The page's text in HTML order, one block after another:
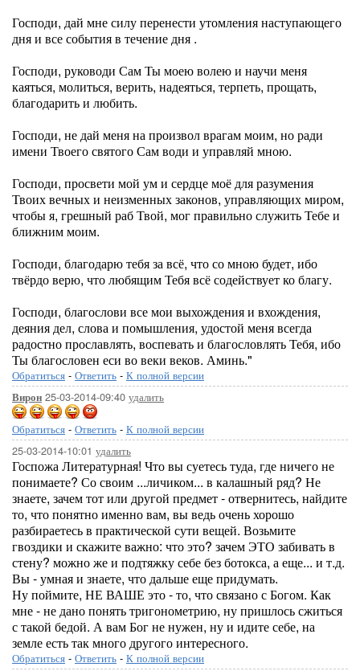
Господи, дай мне силу перенести утомления наступающего
дня и все события в течение дня .
Господи, руководи Сам Ты моею волею и научи меня
каяться, молиться, верить, надеяться, терпеть, прощать,
благодарить и любить.
Господи, не дай меня на произвол врагам моим, но ради
имени Твоего святого Сам води и управляй мною.
Господи, просвети мой ум и сердце моё для разумения
Твоих вечных и неизменных законов, управляющих миром,
чтобы я, грешный раб Твой, мог правильно служить Тебе и
ближним моим.
Господи, благодарю тебя за всё, что со мною будет, ибо
твёрдо верю, что любящим Тебя всё содействует ко благу.
Господи, благослови все мои выхождения и вхождения,
деяния дел, слова и помышления, удостой меня всегда
радостно прославлять, воспевать и благословлять Тебя, ибо
Ты благословен еси во веки веков. Аминь."
Обратиться - Ответить - К полной версии
Вирон 25-03-2014-09:40 удалить
Обратиться - Ответить - К полной версии
25-03-2014-10:01 удалить
Госпожа Литературная! Что вы суетесь туда, где ничего не
понимаете? Со своим ...личиком... в калашный ряд? Не
знаете, зачем тот или другой предмет - отвернитесь, найдите
то, что понятно именно вам, вы ведь очень хорошо
разбираетесь в практической сути вещей. Возьмите
гвоздики и скажите важно: что это? зачем ЭТО забивать в
стену? можно же и подтяжку себе без ботокса, а еще... и т.д.
Вы - умная и знаете, что дальше еще придумать.
Ну поймите, НЕ ВАШЕ это - то, что связано с Богом. Как
мне - не дано понять тригонометрию, ну пришлось сжиться
с такой бедой. А вам Бог не нужен, ну и идите себе, на
земле есть так много другого интересного.
Обратиться - Ответить - К полной версии